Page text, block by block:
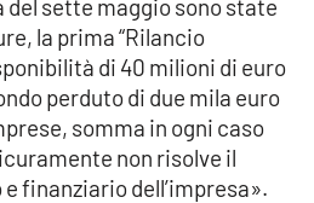
del sette maggio sono state
la prima “Rilancio
di 40 milioni di euro
perduto di due mila euro
somma in ogni caso
non risolve il
finanziario dell’impresa».